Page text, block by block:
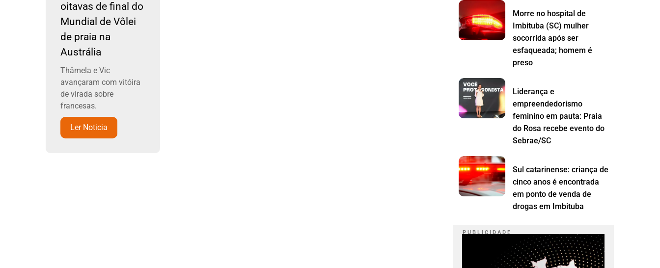
oitavas de final do
Mundial de Vôlei
de praia na
Austrália
Thâmela e Vic
avançaram com vitóira
de virada sobre
francesas.
Ler Noticia
Morre no hospital de
Imbituba (SC) mulher
socorrida após ser
esfaqueada; homem é
preso
Liderança e
empreendedorismo
feminino em pauta: Praia
do Rosa recebe evento do
Sebrae/SC
Sul catarinense: criança de
cinco anos é encontrada
em ponto de venda de
drogas em Imbituba
P U B L I C I D A D E